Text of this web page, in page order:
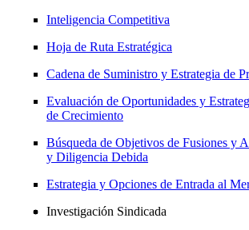
Inteligencia Competitiva
Hoja de Ruta Estratégica
Cadena de Suministro y Estrategia de
Evaluación de Oportunidades y
de Crecimiento
Búsqueda de Objetivos de Fusiones y
y Diligencia Debida
Estrategia y Opciones de Entrada al
Investigación Sindicada